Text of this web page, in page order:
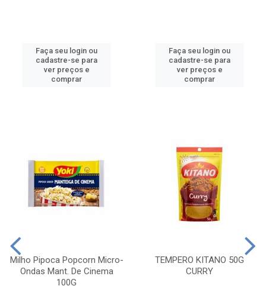
Faça seu login ou
cadastre-se para
ver preços e
comprar
Faça seu login ou
cadastre-se para
ver preços e
comprar
Milho Pipoca Popcorn Micro-
Ondas Mant. De Cinema
100G
TEMPERO KITANO 50G
CURRY